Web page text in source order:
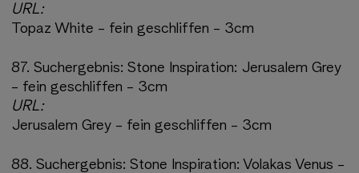
URL:
Topaz White - fein geschliffen - 3cm
87. Suchergebnis:Stone Inspiration: Jerusalem Grey
- fein geschliffen - 3cm
URL:
Jerusalem Grey - fein geschliffen - 3cm
88. Suchergebnis:Stone Inspiration: Volakas Venus -